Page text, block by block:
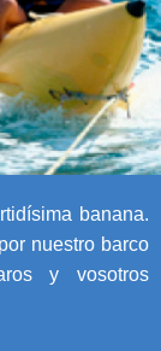
banana.
nuestro barco
y vosotros